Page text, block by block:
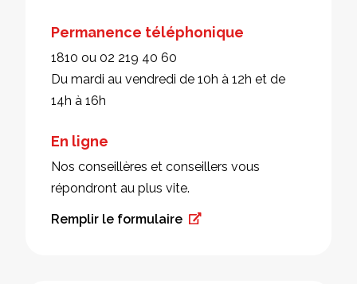
Permanence téléphonique
1810 ou 02 219 40 60
Du mardi au vendredi de 10h à 12h et de
14h à 16h
En ligne
Nos conseillères et conseillers vous
répondront au plus vite.
Remplir le formulaire